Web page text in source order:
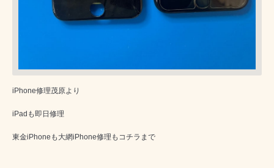
iPhone修理茂原より
iPadも即日修理
東金iPhoneも大網iPhone修理もコチラまで